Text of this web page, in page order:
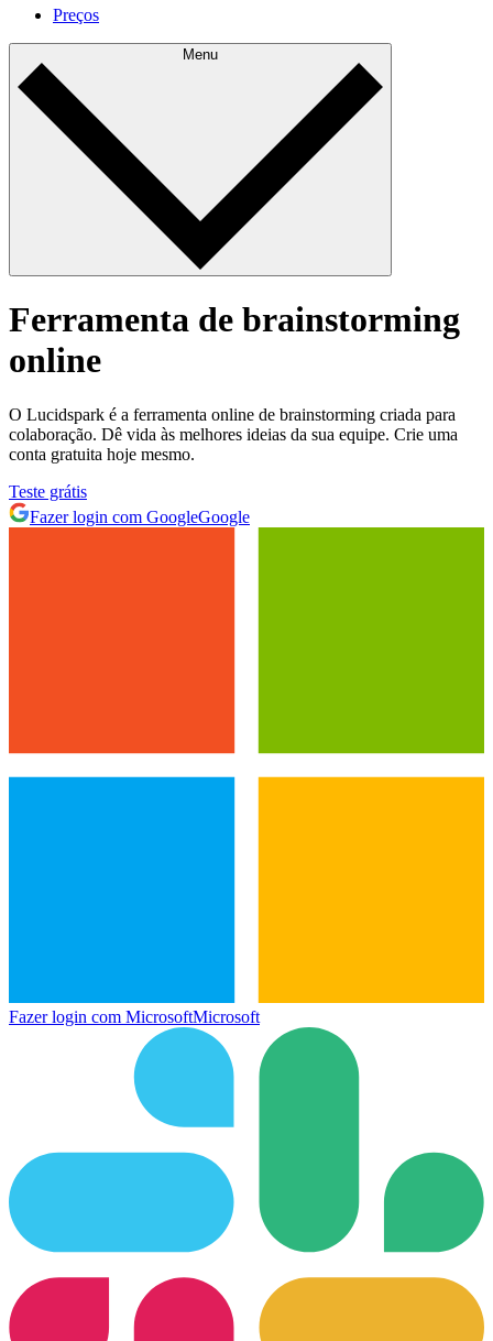
Preços
Menu
Ferramenta de brainstorming
online
O Lucidspark é a ferramenta online de brainstorming criada para
colaboração. Dê vida às melhores ideias da sua equipe. Crie uma
conta gratuita hoje mesmo.
Teste grátis
Fazer login com GoogleGoogle
Fazer login com MicrosoftMicrosoft